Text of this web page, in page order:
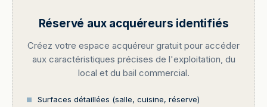
Réservé aux acquéreurs identifiés
Créez votre espace acquéreur gratuit pour accéder
aux caractéristiques précises de l'exploitation, du
local et du bail commercial.
Surfaces détaillées (salle, cuisine, réserve)